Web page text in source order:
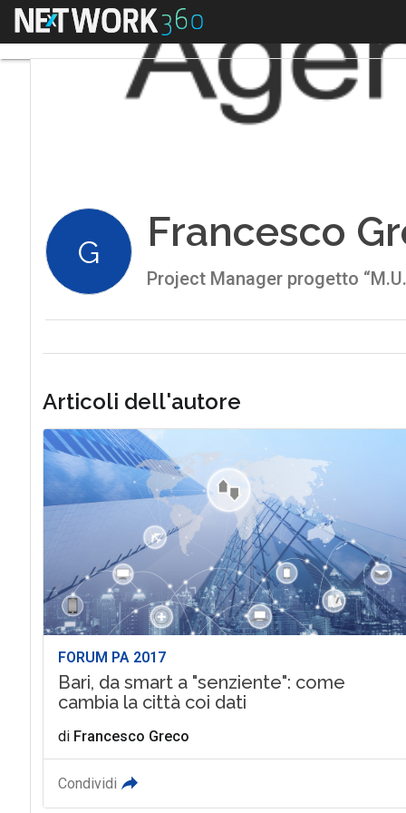
Menu
G Francesco
Project Manager progetto
Articoli dell'autore
FORUM PA 2017
Bari, da smart a "senziente": come
cambia la città coi dati
di Francesco Greco
Condividi